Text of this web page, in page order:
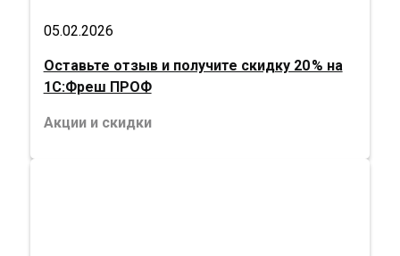
05.02.2026
Оставьте отзыв и получите скидку 20 % на
1С:Фреш ПРОФ
Акции и скидки